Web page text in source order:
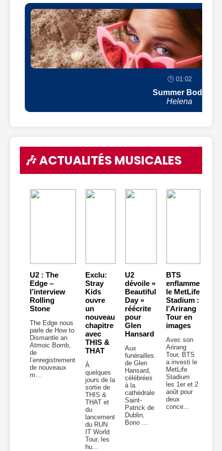
🕒 01:02
Summer Body
Helena
🎶 ACTUALITÉS MUSICALES
U2 : The
Edge –
l’interview
Rolling
Stone
The Edge nous
parle de How to
Dismantle an
Atmoic Bomb,
de
l’enregistrement
de nouveaux
m...
Exclu:
Stray
Kids
ouvre
un
nouveau
chapitre
avec
THIS &
THAT
À
quelques
jours de la
sortie de
THIS &
THAT et
du
lancement
du RUN
IT World
Tour, les
hu...
U2
dévoile «
Beautiful
Day »
réécrite
pour
Glen
Hansard
Aux
funérailles
de Glen
Hansard,
célébrées
à la
cathédrale
Saint-
Patrick de
Dublin,
Bono ...
BTS
enflamme
le MetLife
Stadium :
l’Arirang
Tour en
images
Avec son
Arirang
Tour, BTS
a investi le
MetLife
Stadium
les 1er et 2
août pour
deux
conce...